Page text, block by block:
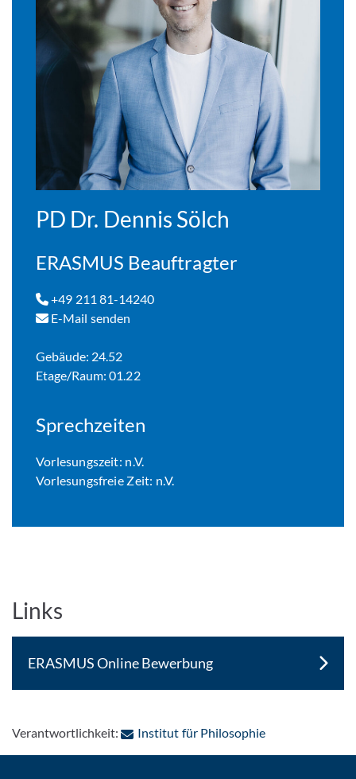
PD Dr. Dennis Sölch
ERASMUS Beauftragter
+49 211 81-14240
E-Mail senden
Gebäude: 24.52
Etage/Raum: 01.22
Sprechzeiten
Vorlesungszeit: n.V.
Vorlesungsfreie Zeit: n.V.
Links
ERASMUS Online Bewerbung
Verantwortlichkeit: Institut für Philosophie: Per E-Mail